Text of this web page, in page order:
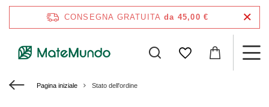
CONSEGNA GRATUITA da 45,00 €
Pagina iniziale Stato dell'ordine